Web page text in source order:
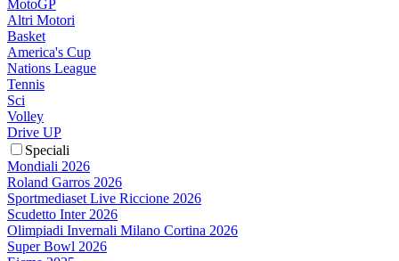
MotoGP
Altri Motori
Basket
America's Cup
Nations League
Tennis
Sci
Volley
Drive UP
Speciali
Mondiali 2026
Roland Garros 2026
Sportmediaset Live Riccione 2026
Scudetto Inter 2026
Olimpiadi Invernali Milano Cortina 2026
Super Bowl 2026